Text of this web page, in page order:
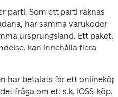
parti. Som ett parti räknas
har samma varukoder
ursprungsland. Ett paket,
kan innehålla flera
har betalats för ett onlineköp
fråga om ett s.k. IOSS-köp.